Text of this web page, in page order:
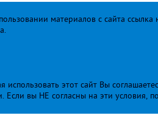
материалов с сайта ссылка
этот сайт Вы
. Если вы НЕ согласны на эти условия,